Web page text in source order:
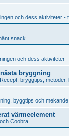
och dess aktiviteter -
snack
och dess aktiviteter
bryggning
Recept, bryggtips,
byggtips och mekande
värmeelement
Coobra